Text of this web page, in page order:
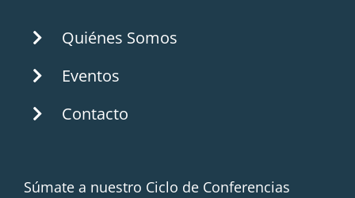
Quiénes Somos
Eventos
Contacto
Súmate a nuestro Ciclo de Conferencias